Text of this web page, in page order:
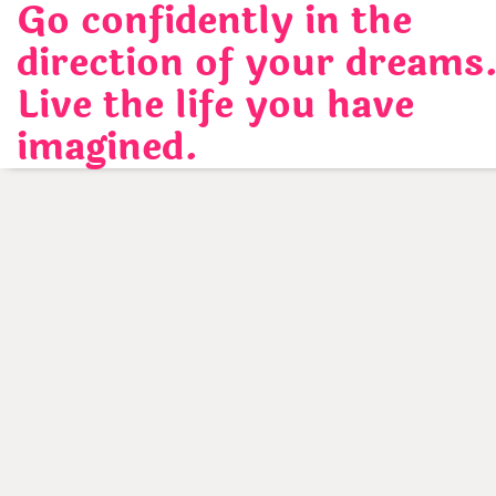
Skip
content
Go confidently in the
direction of your
Live the life you have
imagined.